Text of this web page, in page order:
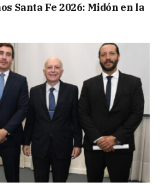
Santa Fe 2026: Midón en la